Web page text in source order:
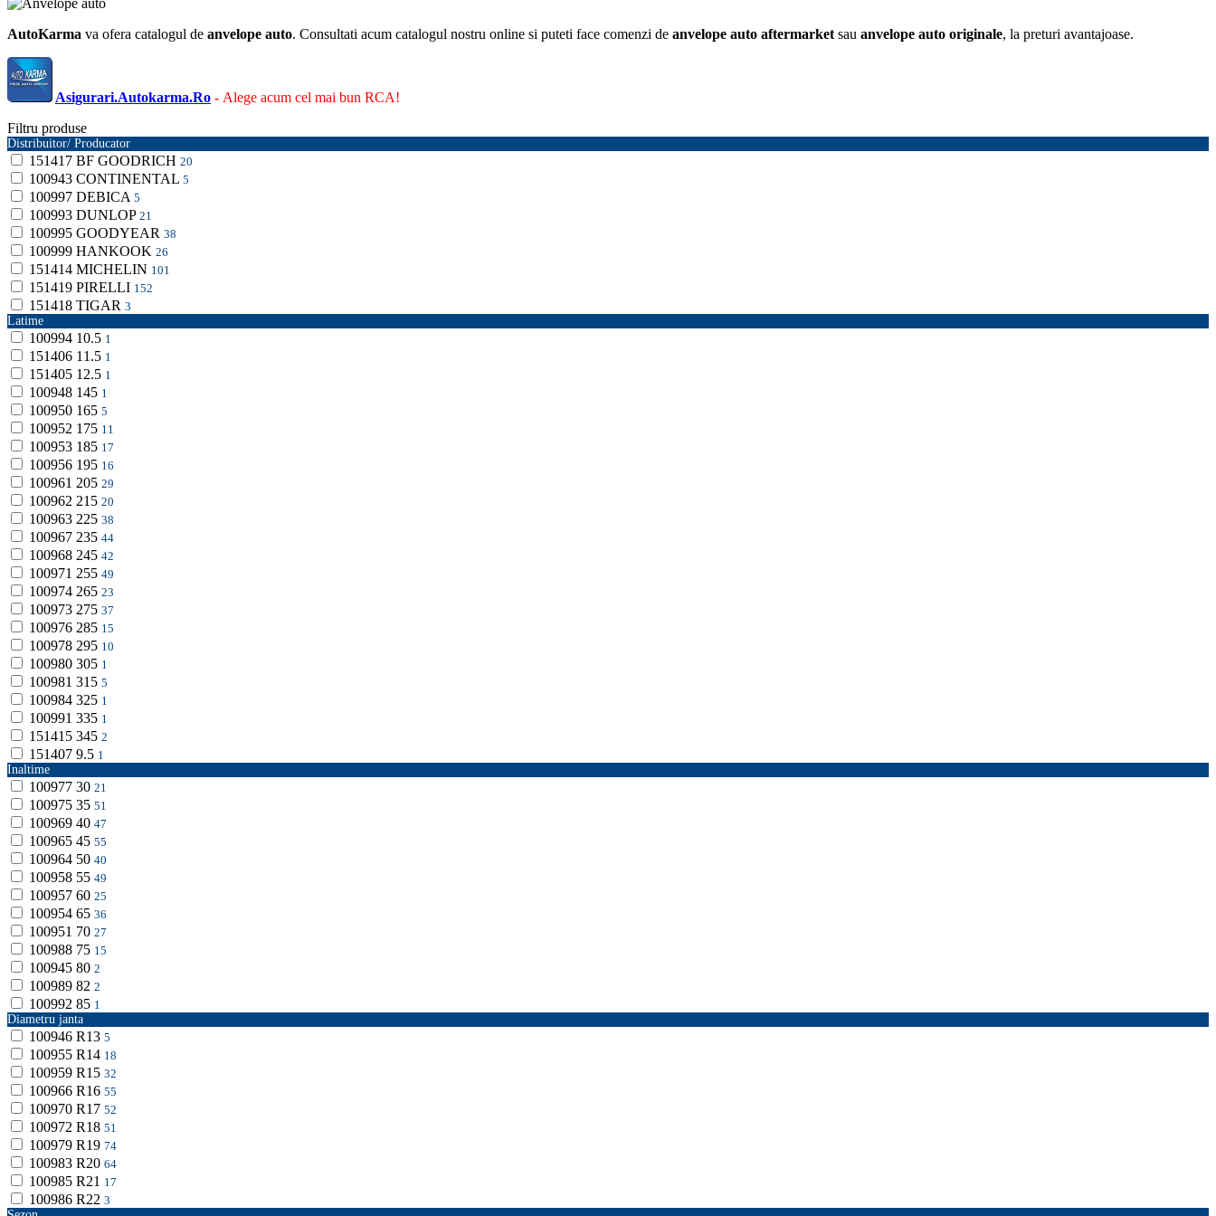
AutoKarma va ofera catalogul de anvelope auto. Consultati acum catalogul nostru online si puteti face comenzi de anvelope auto aftermarketsau anvelope auto originale, la preturi avantajoase.
Asigurari.Autokarma.Ro - Alege acum cel mai bun RCA!
Filtru produse
Distribuitor/ Producator
151417 BF GOODRICH 20
100943 CONTINENTAL 5
100997 DEBICA 5
100993 DUNLOP 21
100995 GOODYEAR 38
100999 HANKOOK 26
151414 MICHELIN 101
151419 PIRELLI 152
151418 TIGAR 3
Latime
100994 10.5 1
151406 11.5 1
151405 12.5 1
100948 145 1
100950 165 5
100952 175 11
100953 185 17
100956 195 16
100961 205 29
100962 215 20
100963 225 38
100967 235 44
100968 245 42
100971 255 49
100974 265 23
100973 275 37
100976 285 15
100978 295 10
100980 305 1
100981 315 5
100984 325 1
100991 335 1
151415 345 2
151407 9.5 1
Inaltime
100977 30 21
100975 35 51
100969 40 47
100965 45 55
100964 50 40
100958 55 49
100957 60 25
100954 65 36
100951 70 27
100988 75 15
100945 80 2
100989 82 2
100992 85 1
Diametru janta
100946 R13 5
100955 R14 18
100959 R15 32
100966 R16 55
100970 R17 52
100972 R18 51
100979 R19 74
100983 R20 64
100985 R21 17
100986 R22 3